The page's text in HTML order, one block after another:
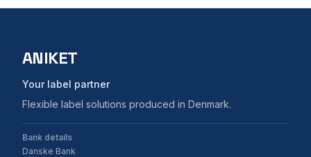
ANIKET
Your label partner
Flexible label solutions produced in Denmark.
Bank details
Danske Bank